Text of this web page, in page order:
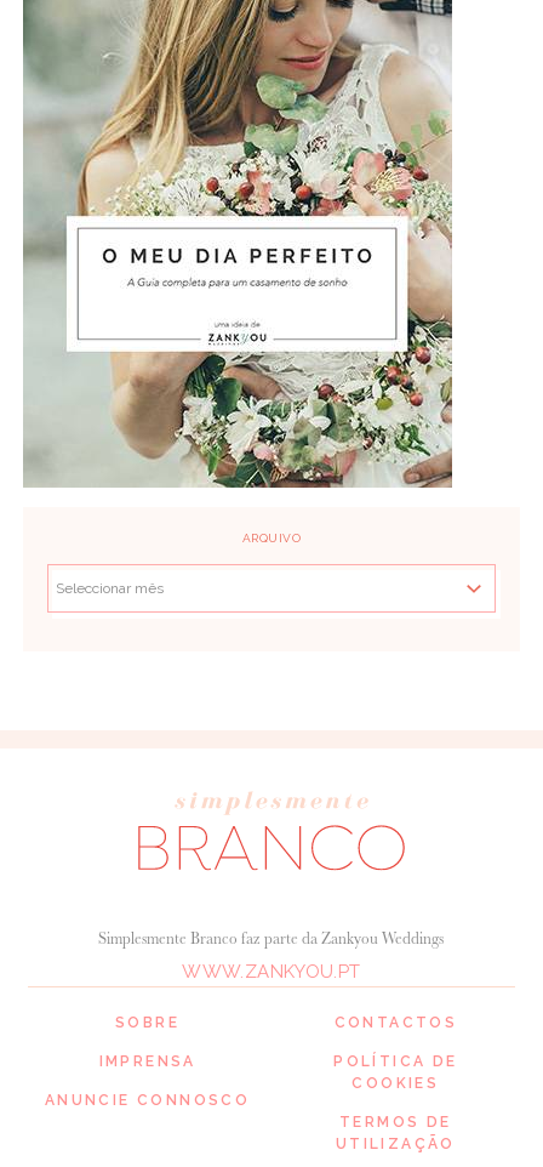
ARQUIVO
SOBRE
IMPRENSA
ANUNCIE CONNOSCO
Simplesmente Branco faz parte da Zankyou Weddings
WWW.ZANKYOU.PT
CONTACTOS
POLÍTICA DE
COOKIES
TERMOS DE
UTILIZAÇÃO